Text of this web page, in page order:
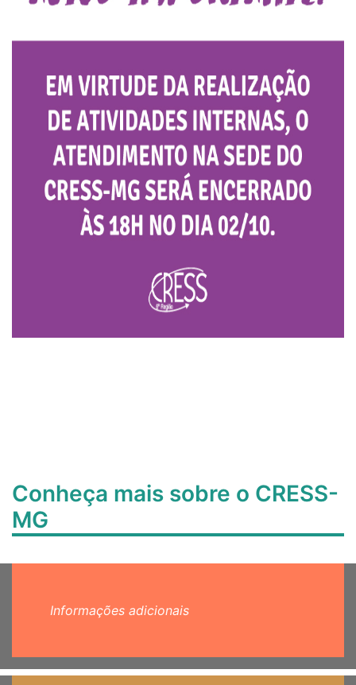
Conheça mais sobre o CRESS-
MG
Informações adicionais